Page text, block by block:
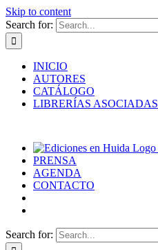
Skip to content
Search for:
INICIO
AUTORES
CATÁLOGO
LIBRERÍAS ASOCIADAS
PRENSA
AGENDA
CONTACTO
Search for: